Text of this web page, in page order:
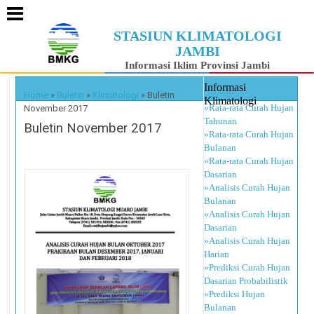
STASIUN KLIMATOLOGI
JAMBI
Informasi Iklim Provinsi Jambi
Home » Buletin » Klimatologi »Buletin
November 2017
Buletin November 2017
Informasi
Klimatologi
»Rata-rata Curah Hujan
Tahunan
»Rata-rata Curah Hujan
Bulanan
»Rata-rata Curah Hujan
Dasarian
»Analisis Curah Hujan
Bulanan
»Analisis Curah Hujan
Dasarian
»Analisis Curah Hujan
Harian
»Prediksi Curah Hujan
Dasarian Probabilistik
»Prediksi Hujan
Bulanan